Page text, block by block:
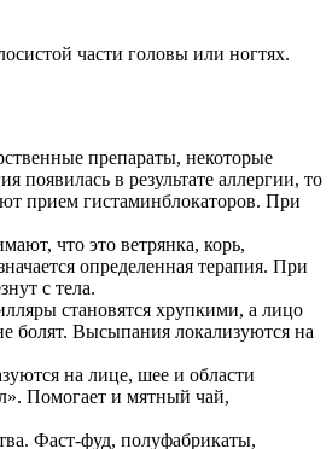
части головы или ногтях.
препараты, некоторые
в результате аллергии, то
прием гистаминблокаторов. При
что это ветрянка, корь,
определенная терапия. При
с тела.
становятся хрупкими, а лицо
болят. Высыпания локализуются на
на лице, шее и области
Помогает и мятный чай,
Фаст-фуд, полуфабрикаты,